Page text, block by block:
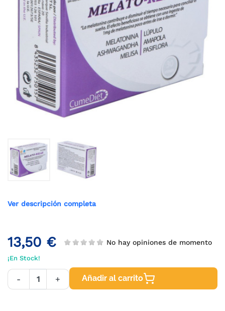
Ver descripción completa
13,50 € No hay opiniones de momento
¡En Stock!
- + Añadir al carrito